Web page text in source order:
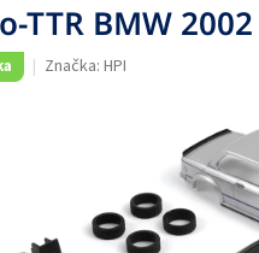
TTR BMW
Značka: HPI